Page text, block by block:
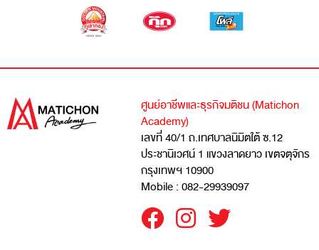
ศูนย์อาชีพและธุรกิจมติชน (Matichon
Academy)
เลขที่ 40/1 ถ.เทศบาลนิมิตใต้ ซ.12
ประชานิเวศน์ 1 แขวงลาดยาว เขตจตุจักร
กรุงเทพฯ 10900
Mobile : 082-29939097